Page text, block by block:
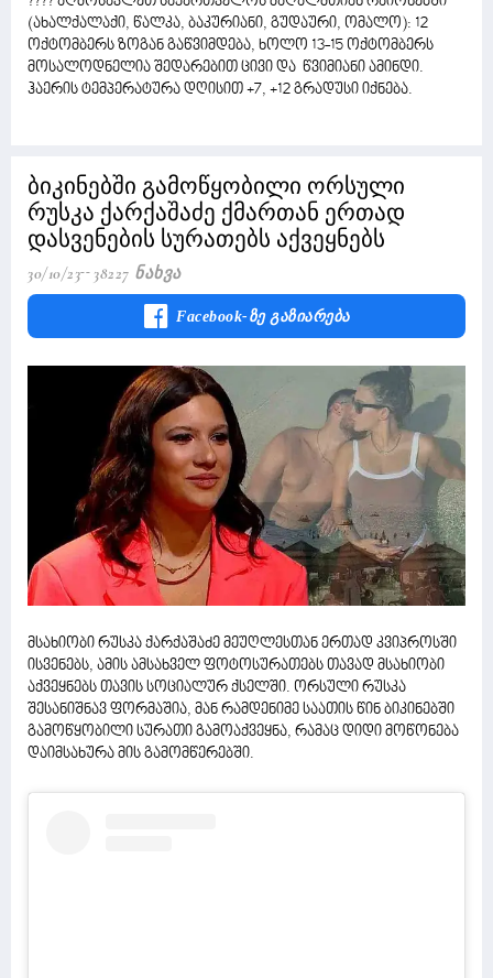
(ახალქალაქი, წალკა, ბაკურიანი, გუდაური, ომალო): 12
ოქტომბერს ზოგან გაწვიმდება, ხოლო 13-15 ოქტომბერს
მოსალოდნელია შედარებით ცივი და წვიმიანი ამინდი.
ჰაერის ტემპერატურა დღისით +7, +12 გრადუსი იქნება.
ბიკინებში გამოწყობილი ორსული
რუსკა ქარქაშაძე ქმართან ერთად
დასვენების სურათებს აქვეყნებს
30/10/23 38227 Ნახვა
Facebook-Ზე Გაზიარება
მსახიობი რუსკა ქარქაშაძე მეუღლესთან ერთად კვიპროსში
ისვენებს, ამის ამსახველ ფოტოსურათებს თავად მსახიობი
აქვეყნებს თავის სოციალურ ქსელში. ორსული რუსკა
შესანიშნავ ფორმაშია, მან რამდენიმე საათის წინ ბიკინებში
გამოწყობილი სურათი გამოაქვეყნა, რამაც დიდი მოწონება
დაიმსახურა მის გამომწერებში.